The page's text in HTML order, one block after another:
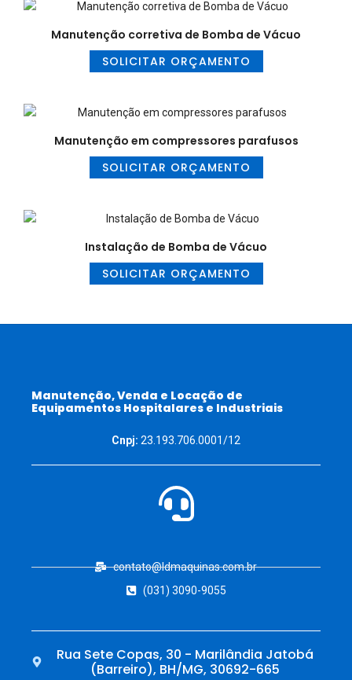
Manutenção corretiva de Bomba de Vácuo
SOLICITAR ORÇAMENTO
Manutenção em compressores parafusos
SOLICITAR ORÇAMENTO
Instalação de Bomba de Vácuo
SOLICITAR ORÇAMENTO
Manutenção, Venda e Locação de
Equipamentos Hospitalares e Industriais
Cnpj: 23.193.706.0001/12
contato@ldmaquinas.com.br
(031) 3090-9055
Rua Sete Copas, 30 - Marilândia Jatobá
(Barreiro), BH/MG, 30692-665